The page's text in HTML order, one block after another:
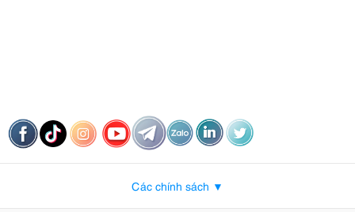
Các chính sách ▼